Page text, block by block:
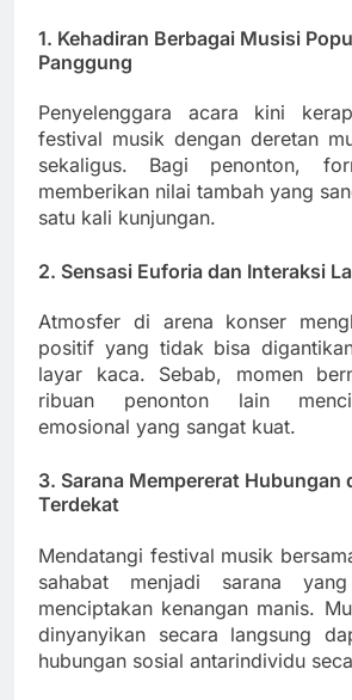
1. Kehadiran Berbagai Musisi
Panggung
Penyelenggara acara kini
festival musik dengan deretan
sekaligus. Bagi penonton,
memberikan nilai tambah yang
satu kali kunjungan.
2. Sensasi Euforia dan Interaksi
Atmosfer di arena konser
positif yang tidak bisa
layar kaca. Sebab, momen
ribuan penonton lain
emosional yang sangat kuat.
3. Sarana Mempererat Hubungan
Terdekat
Mendatangi festival musik
sahabat menjadi sarana
menciptakan kenangan manis.
dinyanyikan secara langsung
hubungan sosial antarindividu